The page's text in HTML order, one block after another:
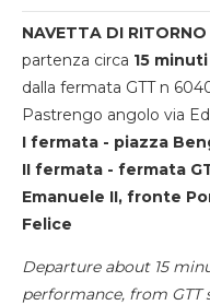
NAVETTA DI RITORNO
partenza circa 15 minuti
dalla fermata GTT n
Pastrengo angolo via
I fermata - piazza
II fermata - fermata
Emanuele II, fronte
Felice
Departure about 15
performance, from GTT